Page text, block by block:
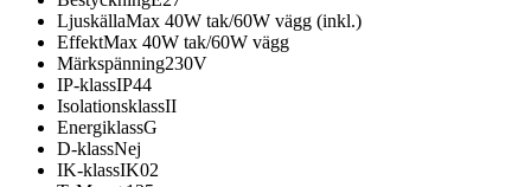
LjuskällaMax 40W tak/60W vägg (inkl.)
EffektMax 40W tak/60W vägg
Märkspänning230V
IP-klassIP44
IsolationsklassII
EnergiklassG
D-klassNej
IK-klassIK02